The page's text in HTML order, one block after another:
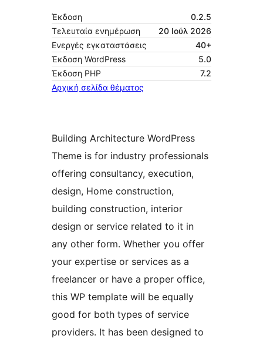
Έκδοση
0.2.5
Τελευταία ενημέρωση
20 Ιούλ 2026
Ενεργές εγκαταστάσεις
40+
Έκδοση WordPress
5.0
Έκδοση ΡΗΡ
7.2
Αρχική σελίδα θέματος
Building Architecture WordPress
Theme is for industry professionals
offering consultancy, execution,
design, Home construction,
building construction, interior
design or service related to it in
any other form. Whether you offer
your expertise or services as a
freelancer or have a proper office,
this WP template will be equally
good for both types of service
providers. It has been designed to